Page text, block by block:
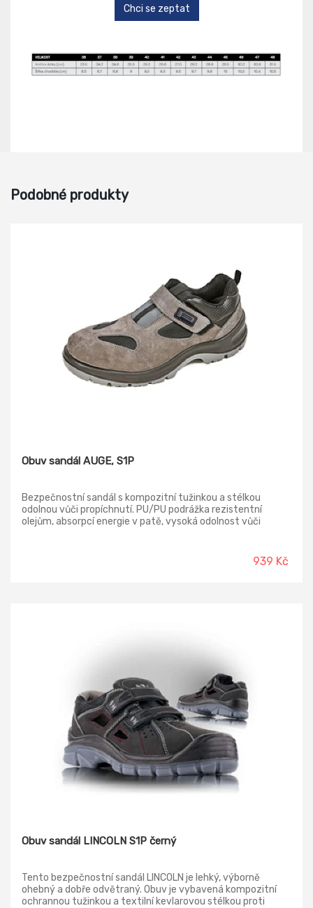
Chci se zeptat
Podobné produkty
Obuv sandál AUGE, S1P
Bezpečnostní sandál s kompozitní tužinkou a stélkou
odolnou vůči propíchnutí. PU/PU podrážka rezistentní
olejům, absorpcí energie v patě, vysoká odolnost vůči
dvouhustotní polyuretan Podšívka: polyester mesh Norma:
939 Kč
Obuv sandál LINCOLN S1P černý
Tento bezpečnostní sandál LINCOLN je lehký, výborně
ohebný a dobře odvětraný. Obuv je vybavená kompozitní
ochrannou tužinkou a textilní kevlarovou stélkou proti